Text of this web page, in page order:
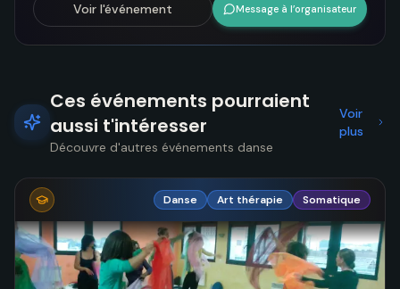
Voir l'événement Message à l’organisateur
Ces événements pourraient
aussi t'intéresser
Découvre d'autres événements danse
Voir
plus
Danse Art thérapie Somatique